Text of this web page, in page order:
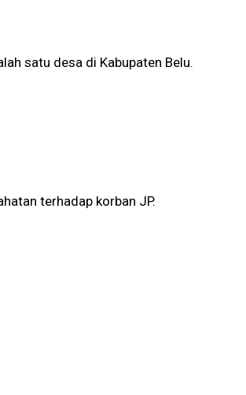
satu desa di Kabupaten Belu.
terhadap korban JP.